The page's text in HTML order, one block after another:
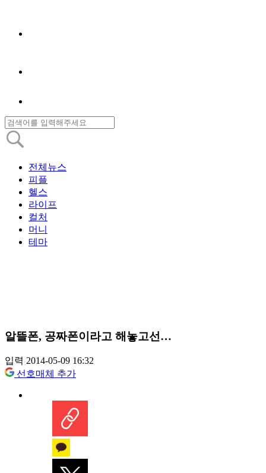
전체뉴스
피플
헬스
라이프
컬처
머니
테마
알뜰폰, 공짜폰이라고 해놓고선…
입력 2014-05-09 16:32
선호매체 추가